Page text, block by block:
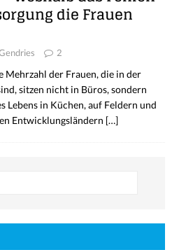
die Frauen
2
Mehrzahl der Frauen, die in der
sitzen nicht in Büros, sondern
in Küchen, auf Feldern und
Entwicklungsländern […]